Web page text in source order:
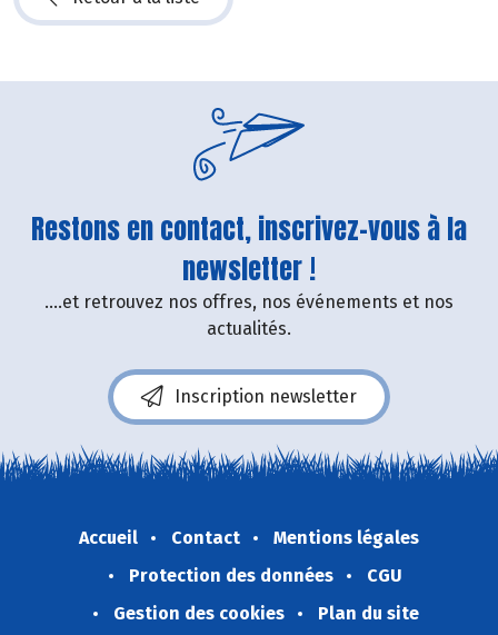
Restons en contact, inscrivez-vous à la
newsletter !
....et retrouvez nos offres, nos événements et nos
actualités.
Inscription newsletter
Accueil Contact
Mentions légales
Protection des données
CGU
Gestion des cookies
Plan du site